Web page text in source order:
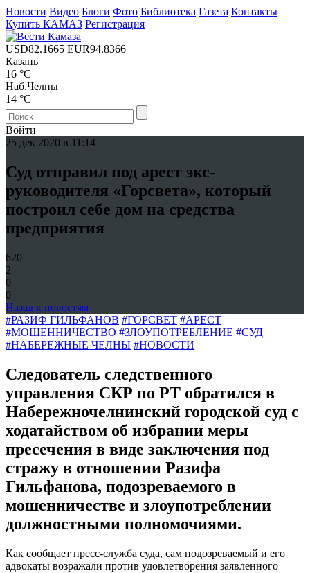
Новости Видео Блоги Фото Библиотека Газета Контакты
Купить КАМАЗ Регистрация
USD82.1665 EUR94.8366
Казань
16 °C
Наб.Челны
14 °C
Войти
25 дек 2020 в 11:14
Суд отправил под арест экс-
руководителя «Горсвета», который
построил себе дом на средства
предприятия
620
2
0
0
Назад к новостям
#РАЗИФ ГИЛЬФАНОВ #ГОРСВЕТ #АРЕСТ
#МОШЕННИЧЕСТВО #ЗЛОУПОТРЕБЛЕНИЕ #СУД
#НАБЕРЕЖНЫЕ ЧЕЛНЫ #НОВОСТИ
Следователь следственного
управления СКР по РТ обратился в
Набережночелнинский городской суд с
ходатайством об избрании меры
пресечения в виде заключения под
стражу в отношении Разифа
Гильфанова, подозреваемого в
мошенничестве и злоупотреблении
должностными полномочиями.
Как сообщает пресс-служба суда, сам подозреваемый и его
адвокаты возражали против удовлетворения заявленного